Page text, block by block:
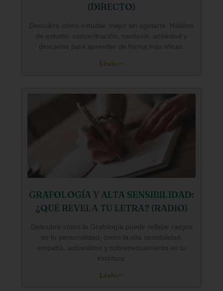
(DIRECTO)
Descubre cómo estudiar mejor sin agotarte. Hábitos
de estudio, concentración, memoria, ansiedad y
descanso para aprender de forma más eficaz.
Léelo>>
GRAFOLOGÍA Y ALTA SENSIBILIDAD:
¿QUÉ REVELA TU LETRA? (RADIO)
Descubre cómo la Grafología puede reflejar rasgos
de tu personalidad, como la alta sensibilidad,
empatía, autoestima y sobrepensamiento en tu
escritura.
Léelo>>